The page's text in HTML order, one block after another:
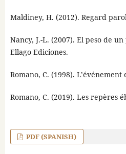
Maldiney, H. (2012). Regard
Nancy, J.-L. (2007). El peso de
Ellago Ediciones.
Romano, C. (1998). L’événement
Romano, C. (2019). Les repères
PDF (SPANISH)